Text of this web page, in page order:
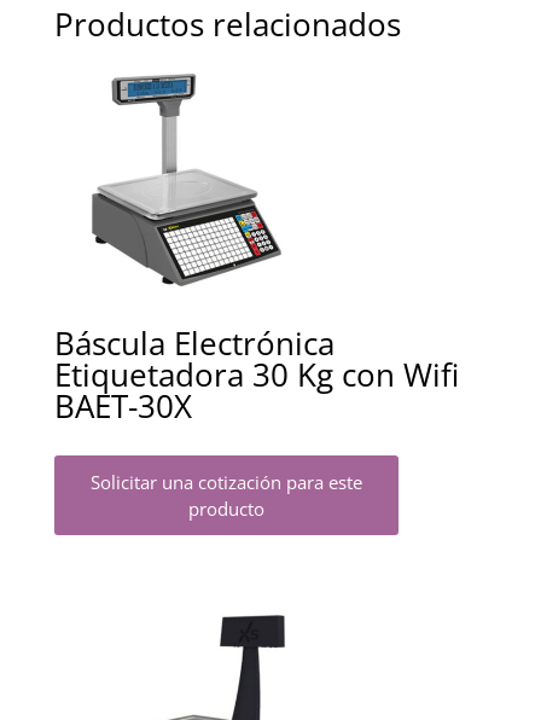
Productos relacionados
Báscula Electrónica
Etiquetadora 30 Kg con Wifi
BAET-30X
Solicitar una cotización para este
producto